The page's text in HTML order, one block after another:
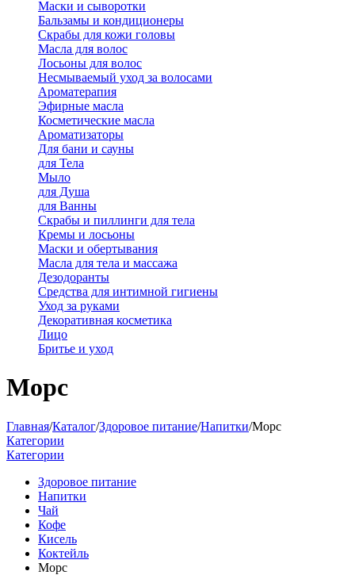
Маски и сыворотки
Бальзамы и кондиционеры
Скрабы для кожи головы
Масла для волос
Лосьоны для волос
Несмываемый уход за волосами
Ароматерапия
Эфирные масла
Косметические масла
Ароматизаторы
Для бани и сауны
для Тела
Мыло
для Душа
для Ванны
Скрабы и пиллинги для тела
Кремы и лосьоны
Маски и обертывания
Масла для тела и массажа
Дезодоранты
Средства для интимной гигиены
Уход за руками
Декоративная косметика
Лицо
Бритье и уход
Морс
Главная/Каталог/Здоровое питание/Напитки/Морс
Категории
Категории
Здоровое питание
Напитки
Чай
Кофе
Кисель
Коктейль
Морс